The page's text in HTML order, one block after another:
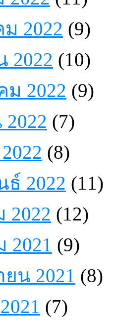
2022 (9)
2022 (10)
2022 (9)
(7)
(8)
2022 (11)
2022 (12)
2021 (9)
น 2021 (8)
(7)